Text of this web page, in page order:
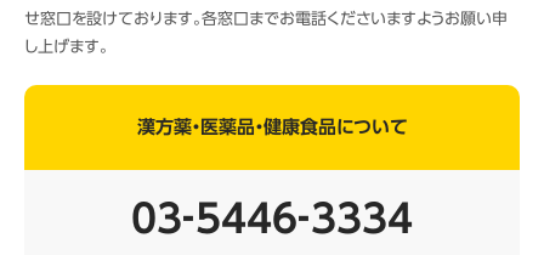
せ窓口を設けております。各窓口までお電話くださいますようお願い申
し上げます。
漢方薬・医薬品・健康食品について
03‐5446‐3334